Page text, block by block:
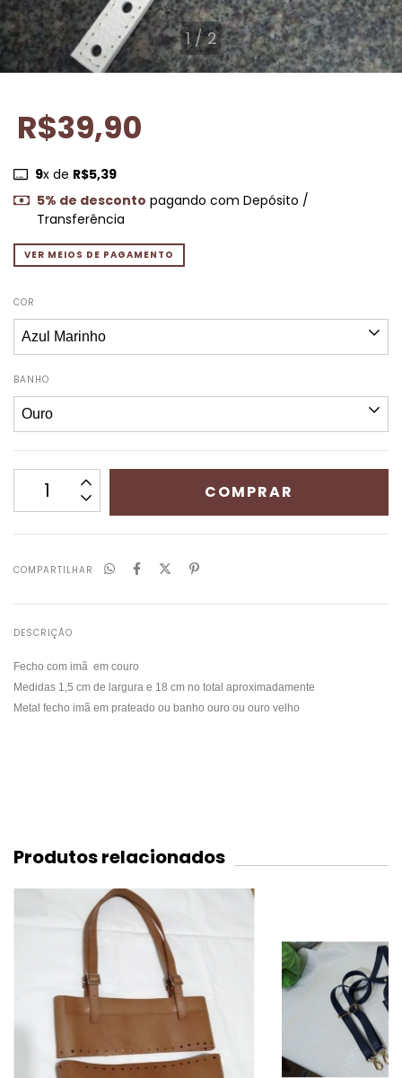
1/2
R$39,90
9x de R$5,39
5% de desconto pagando com Depósito /
Transferência
VER MEIOS DE PAGAMENTO
COR
BANHO
COMPARTILHAR
DESCRIÇÃO
Fecho com imã em couro
Medidas 1,5 cm de largura e 18 cm no total aproximadamente
Metal fecho imã em prateado ou banho ouro ou ouro velho
Produtos relacionados